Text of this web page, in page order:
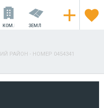
КОМ.НЕРУХОМІСТЬ
ЗЕМЛЯ
РАЙОН - НОМЕР 0454341